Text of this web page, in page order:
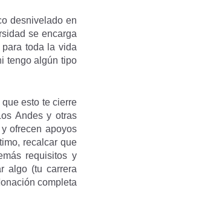
desnivelado en
se encarga
toda la vida
tengo algún tipo
esto te cierre
Andes y otras
ofrecen apoyos
recalcar que
requisitos y
algo (tu carrera
completa